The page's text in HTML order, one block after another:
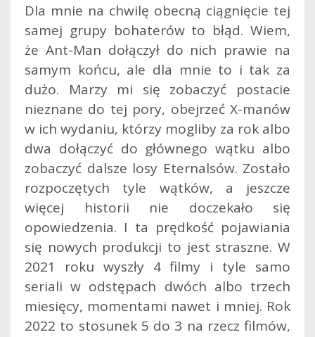
Dla mnie na chwilę obecną ciągnięcie tej
samej grupy bohaterów to błąd. Wiem,
że Ant-Man dołączył do nich prawie na
samym końcu, ale dla mnie to i tak za
dużo. Marzy mi się zobaczyć postacie
nieznane do tej pory, obejrzeć X-manów
w ich wydaniu, którzy mogliby za rok albo
dwa dołączyć do głównego wątku albo
zobaczyć dalsze losy Eternalsów. Zostało
rozpoczętych tyle wątków, a jeszcze
więcej historii nie doczekało się
opowiedzenia. I ta prędkość pojawiania
się nowych produkcji to jest straszne. W
2021 roku wyszły 4 filmy i tyle samo
seriali w odstępach dwóch albo trzech
miesięcy, momentami nawet i mniej. Rok
2022 to stosunek 5 do 3 na rzecz filmów,